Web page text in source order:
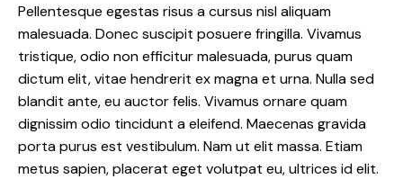
Pellentesque egestas risus a cursus nisl aliquam
malesuada. Donec suscipit posuere fringilla. Vivamus
tristique, odio non efficitur malesuada, purus quam
dictum elit, vitae hendrerit ex magna et urna. Nulla sed
blandit ante, eu auctor felis. Vivamus ornare quam
dignissim odio tincidunt a eleifend. Maecenas gravida
porta purus est vestibulum. Nam ut elit massa. Etiam
metus sapien, placerat eget volutpat eu, ultrices id elit.